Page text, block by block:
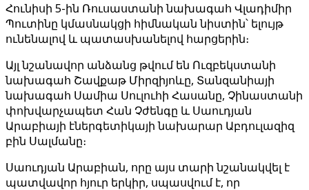
Հունիսի 5-ին Ռուսաստանի նախագահ Վլադիմիր
Պուտինը կմասնակցի հիմնական նիստին՝ ելույթ
ունենալով և պատասխանելով հարցերին։
Այլ նշանավոր անձանց թվում են Ուզբեկստանի
նախագահ Շավքաթ Միրզիյոևը, Տանզանիայի
նախագահ Սամիա Սուլուհի Հասանը, Չինաստանի
փոխվարչապետ Հան Չժենգը և Սաուդյան
Արաբիայի էներգետիկայի նախարար Աբդուլազիզ
բին Սալմանը։
Սաուդյան Արաբիան, որը այս տարի նշանակվել է
պատվավոր հյուր երկիր, սպասվում է, որ